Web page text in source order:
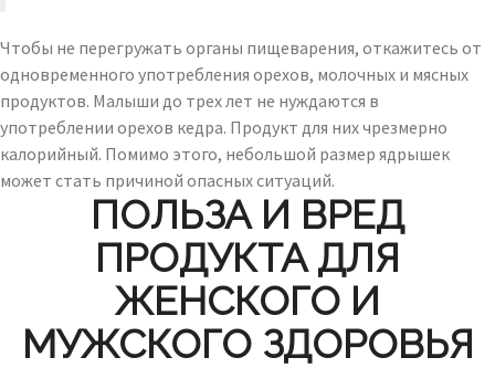
Чтобы не перегружать органы пищеварения, откажитесь от
одновременного употребления орехов, молочных и мясных
продуктов. Малыши до трех лет не нуждаются в
употреблении орехов кедра. Продукт для них чрезмерно
калорийный. Помимо этого, небольшой размер ядрышек
может стать причиной опасных ситуаций.
ПОЛЬЗА И ВРЕД
ПРОДУКТА ДЛЯ
ЖЕНСКОГО И
МУЖСКОГО ЗДОРОВЬЯ